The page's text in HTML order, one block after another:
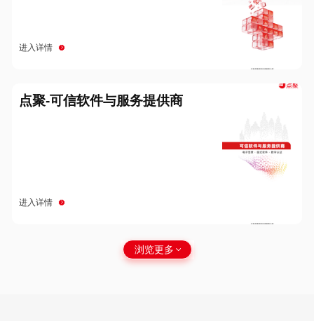
进入详情
点聚-可信软件与服务提供商
进入详情
浏览更多